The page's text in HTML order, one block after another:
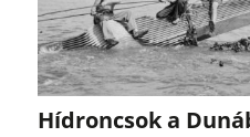
Hídroncsok a